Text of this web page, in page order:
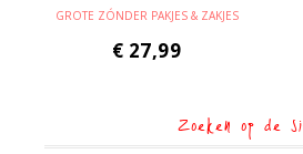
GROTE ZÓNDER PAKJES & ZAKJES
€ 27,99
Zoeken op de